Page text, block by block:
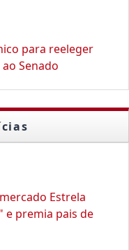
para reeleger
Senado
Estrela
e premia pais de